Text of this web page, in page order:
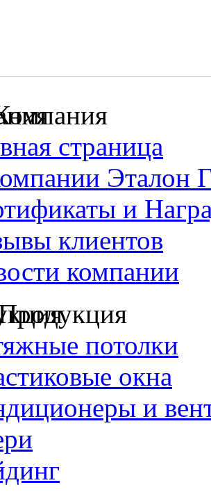
страница
Эталон
и
клиентов
компании
потолки
окна
и